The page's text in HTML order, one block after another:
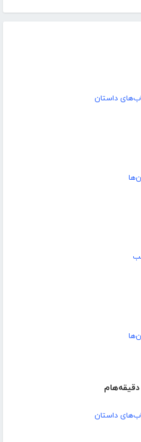
داستان
داستان